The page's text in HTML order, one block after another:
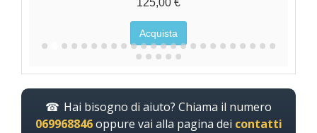
125,00 €
Acquista
Hai bisogno di aiuto? Chiama il numero
069968846oppure vai alla pagina dei contatti